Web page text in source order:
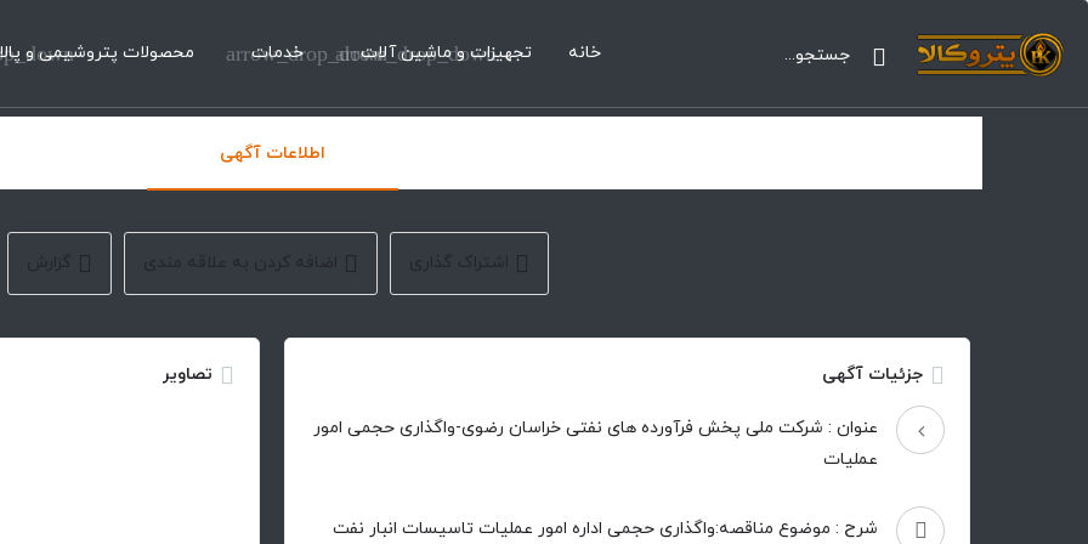
خانه تجهیزات و ماشین آلات
arrow_drop_down خدمات
arrow_drop_down محصولات پتروشیمی و
اطلاعات آگهی
اشتراک گذاری اضافه کردن به علاقه مندی گزارش
جزئیات آگهی
عنوان : شرکت ملی پخش فرآورده های نفتی خراسان رضوی-واگذاری حجمی امور
عملیات
شرح : موضوع مناقصه:واگذاری حجمی اداره امور عملیات تاسیسات انبار نفت
تصاویر